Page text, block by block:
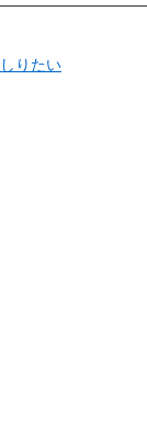
りたい